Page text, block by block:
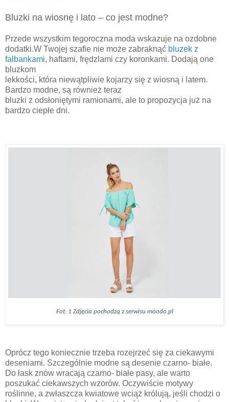
Bluzki na wiosnę i lato – co jest modne?
Przede wszystkim tegoroczna moda wskazuje na ozdobne
dodatki.W Twojej szafie nie może zabraknąć bluzek z
falbankami, haftami, frędzlami czy koronkami. Dodają one
bluzkom
lekkości, która niewątpliwie kojarzy się z wiosną i latem.
Bardzo modne, są również teraz
bluzki z odsłoniętymi ramionami, ale to propozycja już na
bardzo ciepłe dni.
Fot: 1 Zdjęcia pochodzą z serwisu moodo.pl
Oprócz tego koniecznie trzeba rozejrzeć się za ciekawymi
deseniami. Szczególnie modne są desenie czarno- białe.
Do łask znów wracają czarno- białe pasy, ale warto
poszukać ciekawszych wzorów. Oczywiście motywy
roślinne, a zwłaszcza kwiatowe wciąż królują, jeśli chodzi o